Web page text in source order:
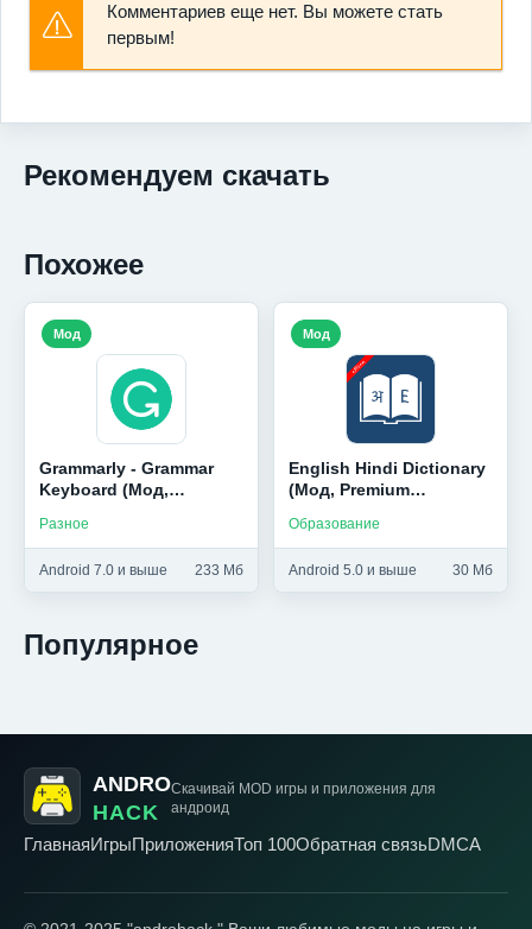
Комментариев еще нет. Вы можете стать
первым!
Рекомендуем скачать
Похожее
Grammarly - Grammar
Keyboard (Мод,
Разное
Android 7.0 и выше 233 Мб
Мод
English Hindi Dictionary
(Мод, Premium
Образование
Android 5.0 и выше 30 Мб
Мод
Популярное
ANDRO
HACK
Скачивай MOD игры и приложения для
андроид
ГлавнаяИгрыПриложенияТоп 100Обратная связьDMCA